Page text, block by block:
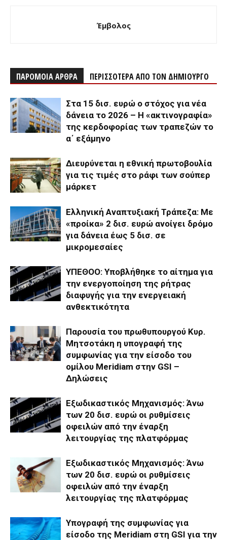
Έμβολος
ΠΑΡΟΜΟΙΑ ΑΡΘΡΑ ΠΕΡΙΣΣΟΤΕΡΑ ΑΠΟ ΤΟΝ ΔΗΜΙΟΥΡΓΟ
Στα 15 δισ. ευρώ ο στόχος για νέα
δάνεια το 2026 – Η «ακτινογραφία»
της κερδοφορίας των τραπεζών το
α΄ εξάμηνο
Διευρύνεται η εθνική πρωτοβουλία
για τις τιμές στο ράφι των σούπερ
μάρκετ
Ελληνική Αναπτυξιακή Τράπεζα: Με
«προίκα» 2 δισ. ευρώ ανοίγει δρόμο
για δάνεια έως 5 δισ. σε
μικρομεσαίες
ΥΠΕΘΟΟ: Υποβλήθηκε το αίτημα για
την ενεργοποίηση της ρήτρας
διαφυγής για την ενεργειακή
ανθεκτικότητα
Παρουσία του πρωθυπουργού Κυρ.
Μητσοτάκη η υπογραφή της
συμφωνίας για την είσοδο του
ομίλου Meridiam στην GSI –
Δηλώσεις
Εξωδικαστικός Μηχανισμός: Άνω
των 20 δισ. ευρώ οι ρυθμίσεις
οφειλών από την έναρξη
λειτουργίας της πλατφόρμας
Εξωδικαστικός Μηχανισμός: Άνω
των 20 δισ. ευρώ οι ρυθμίσεις
οφειλών από την έναρξη
λειτουργίας της πλατφόρμας
Υπογραφή της συμφωνίας για
είσοδο της Meridiam στη GSI για την